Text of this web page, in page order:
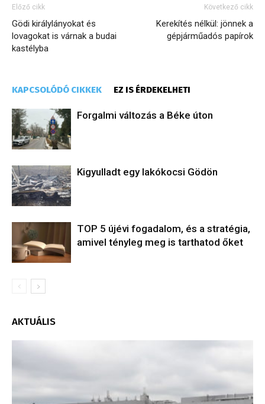
Előző cikk
Gödi királylányokat és
lovagokat is várnak a budai
kastélyba
Következő cikk
Kerekítés nélkül: jönnek a
gépjárműadós papírok
KAPCSOLÓDÓ CIKKEK EZ IS ÉRDEKELHETI
Forgalmi változás a Béke úton
Kigyulladt egy lakókocsi Gödön
TOP 5 újévi fogadalom, és a stratégia,
amivel tényleg meg is tarthatod őket
AKTUÁLIS